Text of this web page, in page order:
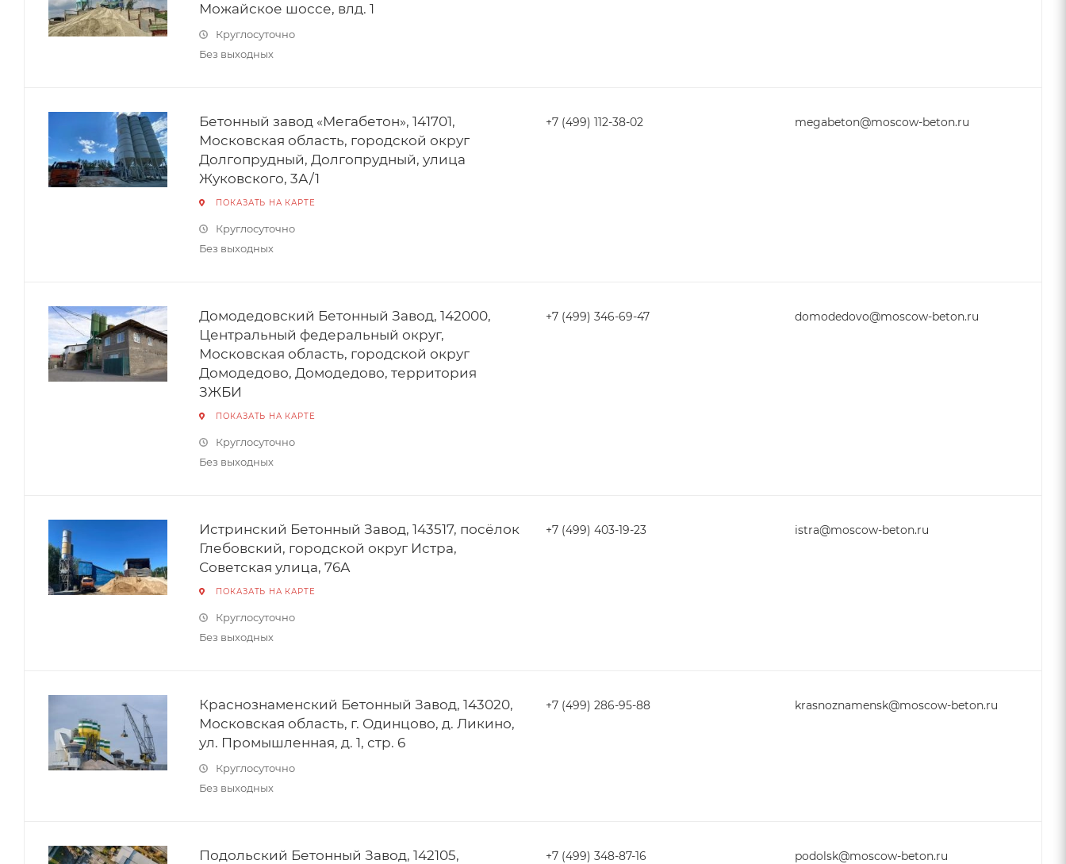
Можайское шоссе, влд. 1
Круглосуточно
Без выходных
Бетонный завод «Мегабетон», 141701,
Московская область, городской округ
Долгопрудный, Долгопрудный, улица
Жуковского, 3А/1
ПОКАЗАТЬ НА КАРТЕ
Круглосуточно
Без выходных
+7 (499) 112-38-02 megabeton@moscow-beton.ru
Домодедовский Бетонный Завод, 142000,
Центральный федеральный округ,
Московская область, городской округ
Домодедово, Домодедово, территория
ЗЖБИ
ПОКАЗАТЬ НА КАРТЕ
Круглосуточно
Без выходных
+7 (499) 346-69-47 domodedovo@moscow-beton.ru
Истринский Бетонный Завод, 143517, посёлок
Глебовский, городской округ Истра,
Советская улица, 76А
ПОКАЗАТЬ НА КАРТЕ
Круглосуточно
Без выходных
+7 (499) 403-19-23 istra@moscow-beton.ru
Краснознаменский Бетонный Завод, 143020,
Московская область, г. Одинцово, д. Ликино,
ул. Промышленная, д. 1, стр. 6
Круглосуточно
Без выходных
+7 (499) 286-95-88 krasnoznamensk@moscow-beton.ru
Подольский Бетонный Завод, 142105,
+7 (499) 348-87-16 podolsk@moscow-beton.ru